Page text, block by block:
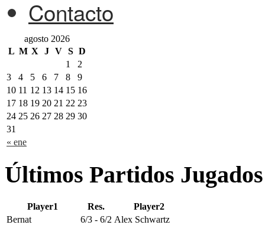
Contacto
agosto 2026
L M X J V S D
« ene
1
2
3
4 5 6 7 8
9
10 11 12 13 14 15 16
17 18 19 20 21 22 23
24 25 26 27 28 29 30
31
Últimos Partidos Jugados
Player1 Res.
Player2
Bernat
6/3 - 6/2 Alex Schwartz